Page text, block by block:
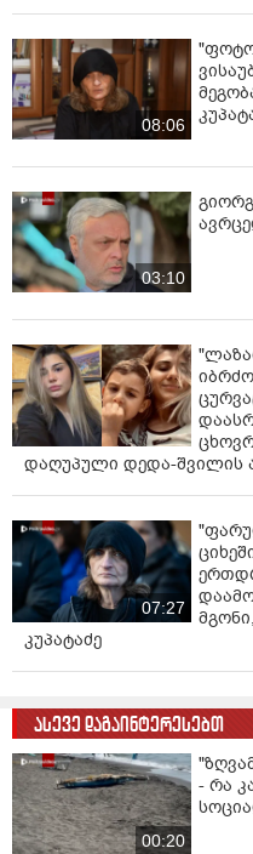
08:06
03:10
დაღუპული დედა-შვილის
07:27
კუპატაძე
ასევე დაგაინტერესებთ
00:20
- რა